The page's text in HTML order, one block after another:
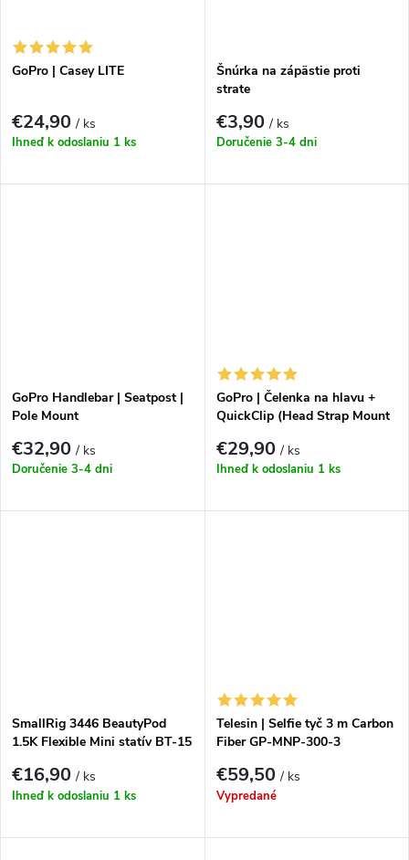
GoPro | Casey LITE
€24,90/ ks
Ihneď k odoslaniu 1 ks
Šnúrka na zápästie proti
strate
€3,90/ ks
Doručenie 3-4 dni
GoPro Handlebar | Seatpost |
Pole Mount
€32,90/ ks
Doručenie 3-4 dni
GoPro | Čelenka na hlavu +
QuickClip (Head Strap Mount
€29,90/ ks
Ihneď k odoslaniu 1 ks
SmallRig 3446 BeautyPod
1.5K Flexible Mini statív BT-15
€16,90/ ks
Ihneď k odoslaniu 1 ks
Telesin | Selfie tyč 3 m Carbon
Fiber GP-MNP-300-3
€59,50/ ks
Vypredané